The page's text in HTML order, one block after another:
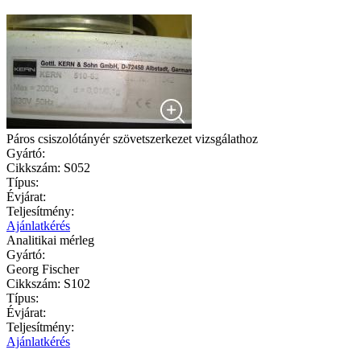
Páros csiszolótányér szövetszerkezet vizsgálathoz
Gyártó:
Cikkszám: S052
Típus:
Évjárat:
Teljesítmény:
Ajánlatkérés
Analitikai mérleg
Gyártó:
Georg Fischer
Cikkszám: S102
Típus:
Évjárat:
Teljesítmény:
Ajánlatkérés